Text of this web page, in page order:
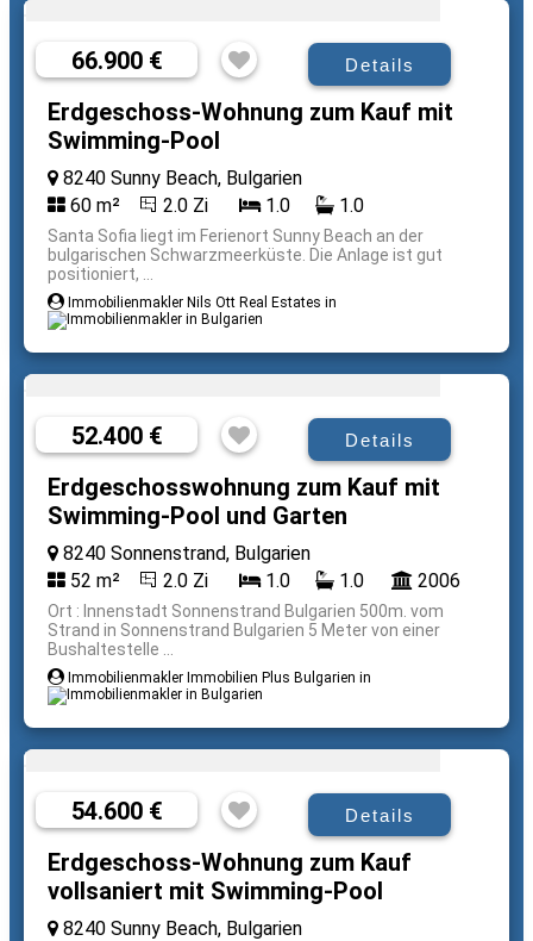
66.900 € Details
Erdgeschoss-Wohnung zum Kauf mit
Swimming-Pool
8240 Sunny Beach, Bulgarien
60 m²
2.0 Zi 1.0 1.0
Santa Sofia liegt im Ferienort Sunny Beach an der
bulgarischen Schwarzmeerküste. Die Anlage ist gut
positioniert, ...
Immobilienmakler Nils Ott Real Estates in
52.400 € Details
Erdgeschosswohnung zum Kauf mit
Swimming-Pool und Garten
8240 Sonnenstrand, Bulgarien
52 m²
2.0 Zi 1.0 1.0 2006
Ort : Innenstadt Sonnenstrand Bulgarien 500m. vom
Strand in Sonnenstrand Bulgarien 5 Meter von einer
Bushaltestelle ...
Immobilienmakler Immobilien Plus Bulgarien in
54.600 € Details
Erdgeschoss-Wohnung zum Kauf
vollsaniert mit Swimming-Pool
8240 Sunny Beach, Bulgarien